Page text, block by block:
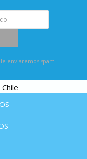
enviaremos spam